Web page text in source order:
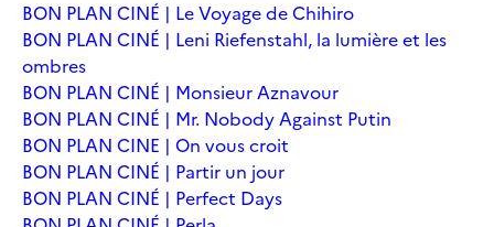
BON PLAN CINÉ | Le Voyage de Chihiro
BON PLAN CINÉ | Leni Riefenstahl, la lumière et les
ombres
BON PLAN CINÉ | Monsieur Aznavour
BON PLAN CINÉ | Mr. Nobody Against Putin
BON PLAN CINE | On vous croit
BON PLAN CINÉ | Partir un jour
BON PLAN CINÉ | Perfect Days